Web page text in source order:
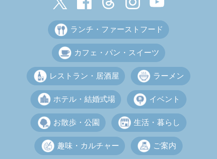
ランチ・ファーストフード
カフェ・パン・スイーツ
レストラン・居酒屋 ラーメン
ホテル・結婚式場 イベント
お散歩・公園 生活・暮らし
趣味・カルチャー ご案内